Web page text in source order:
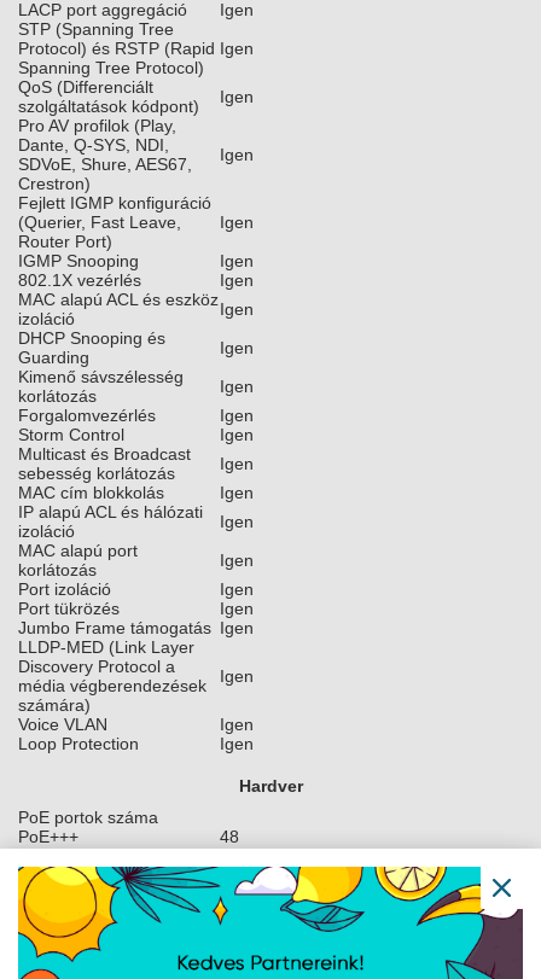
LACP port aggregáció
Igen
STP (Spanning Tree
Protocol) és RSTP (Rapid
Spanning Tree Protocol)
Igen
QoS (Differenciált
szolgáltatások kódpont)
Igen
Pro AV profilok (Play,
Dante, Q-SYS, NDI,
SDVoE, Shure, AES67,
Crestron)
Igen
Fejlett IGMP konfiguráció
(Querier, Fast Leave,
Router Port)
Igen
IGMP Snooping
Igen
802.1X vezérlés
Igen
MAC alapú ACL és eszköz
izoláció
Igen
DHCP Snooping és
Guarding
Igen
Kimenő sávszélesség
korlátozás
Igen
Forgalomvezérlés
Igen
Storm Control
Igen
Multicast és Broadcast
sebesség korlátozás
Igen
MAC cím blokkolás
Igen
IP alapú ACL és hálózati
izoláció
Igen
MAC alapú port
korlátozás
Igen
Port izoláció
Igen
Port tükrözés
Igen
Jumbo Frame támogatás Igen
LLDP-MED (Link Layer
Discovery Protocol a
média végberendezések
számára)
Igen
Voice VLAN
Igen
Loop Protection
Igen
Hardver
PoE portok száma
PoE+++
48
teljesítmény portonként
PoE:
15,4W
PoE+:
30W
PoE++:
PoE+++:
90W
Maximális
250W (PoE nélkül), 2400W (PoE-val